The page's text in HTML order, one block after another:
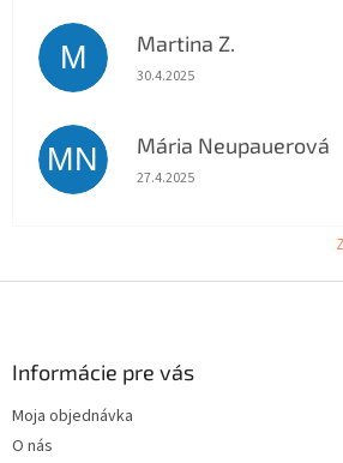
M Martina Z.
Hodnotenie obchodu je 5 z 5
30.4.2025
MN Mária Neupauerová
Hodnotenie obchodu je 5 z 5
27.4.2025
Informácie pre vás
Moja objednávka
O nás